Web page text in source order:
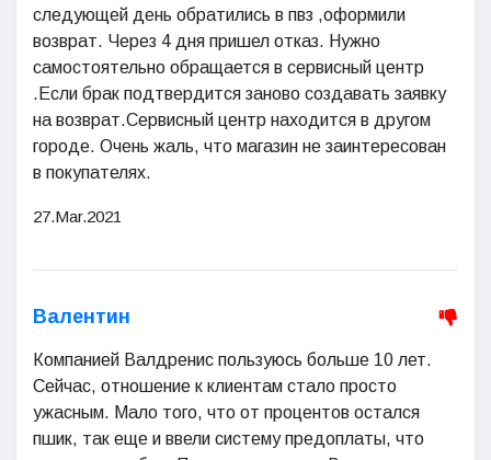
следующей день обратились в пвз ,оформили
возврат. Через 4 дня пришел отказ. Нужно
самостоятельно обращается в сервисный центр
.Если брак подтвердится заново создавать заявку
на возврат.Сервисный центр находится в другом
городе. Очень жаль, что магазин не заинтересован
в покупателях.
27.Mar.2021
Валентин
Компанией Валдренис пользуюсь больше 10 лет.
Сейчас, отношение к клиентам стало просто
ужасным. Мало того, что от процентов остался
пшик, так еще и ввели систему предоплаты, что